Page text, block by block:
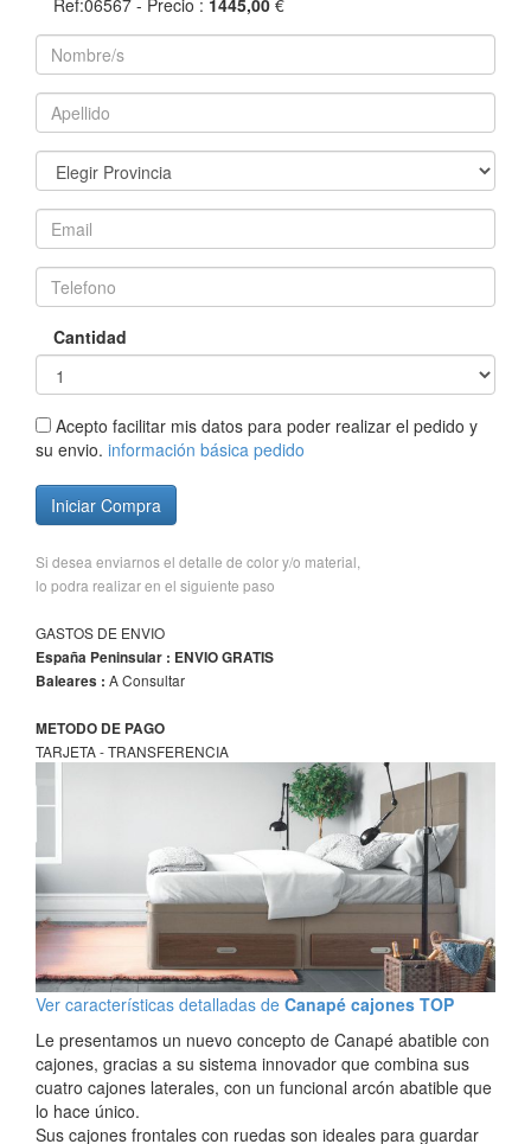
Ref:06567 - Precio : 1445,00 €
Cantidad
Acepto facilitar mis datos para poder realizar el pedido y
su envio. información básica pedido
Iniciar Compra
Si desea enviarnos el detalle de color y/o material,
lo podra realizar en el siguiente paso
GASTOS DE ENVIO
España Peninsular : ENVIO GRATIS
Baleares : A Consultar
METODO DE PAGO
TARJETA - TRANSFERENCIA
Ver características detalladas de Canapé cajones TOP
Le presentamos un nuevo concepto de Canapé abatible con
cajones, gracias a su sistema innovador que combina sus
cuatro cajones laterales, con un funcional arcón abatible que
lo hace único.
Sus cajones frontales con ruedas son ideales para guardar